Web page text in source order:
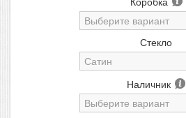
Стекло
Наличник